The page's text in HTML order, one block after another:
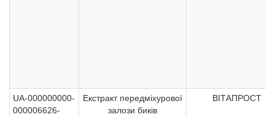
UA-000000000-
000006626-
Екстракт передміхурової
залози биків
ВІТАПРОСТ